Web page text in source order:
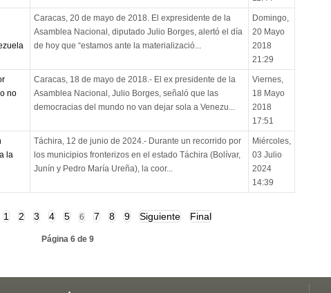
Caracas, 20 de mayo de 2018. El expresidente de la
Asamblea Nacional, diputado Julio Borges, alertó el día
de hoy que “estamos ante la materializació...
Domingo,
20 Mayo
2018
21:29
no
Caracas, 18 de mayo de 2018.- El ex presidente de la
Asamblea Nacional, Julio Borges, señaló que las
democracias del mundo no van dejar sola a Venezu...
Viernes,
18 Mayo
2018
17:51
la
Táchira, 12 de junio de 2024.- Durante un recorrido por
los municipios fronterizos en el estado Táchira (Bolívar,
Junín y Pedro María Ureña), la coor...
Miércoles,
03 Julio
2024
14:39
1 2 3 4 5 6 7 8 9 Siguiente Final
Página 6 de 9